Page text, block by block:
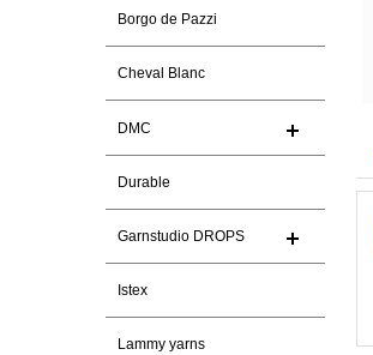
Borgo de Pazzi
Cheval Blanc
DMC
Durable
Garnstudio DROPS
Istex
Lammy yarns
Snelle levering. En prima garen